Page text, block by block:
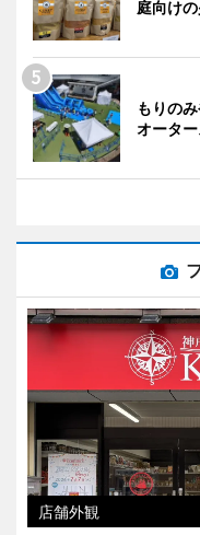
庭向け
もりの
オータ
店舗外観